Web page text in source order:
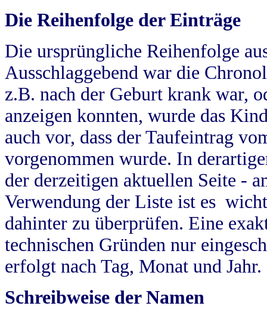
Die Reihenfolge der Einträge
Die ursprüngliche Reihenfolge
Ausschlaggebend war die
z.B. nach der Geburt krank war,
anzeigen konnten, wurde das
auch vor, dass der Taufeintrag
vorgenommen wurde. In
der derzeitigen aktuellen Seite -
Verwendung der Liste ist es
dahinter zu überprüfen. Eine
technischen Gründen nur
erfolgt nach Tag, Monat und Jahr.
Schreibweise der Namen